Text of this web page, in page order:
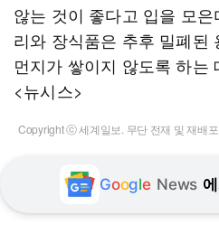
않는 것이 좋다고 입을 모
리와 장식품은 추후 밀폐된
먼지가 쌓이지 않도록 하는
<뉴시스>
Copyright ⓒ 세계일보. 무단 전재 및 재배
Google News